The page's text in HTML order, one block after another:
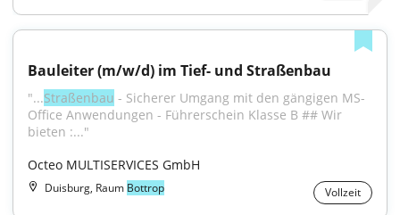
Bauleiter (m/w/d) im Tief- und Straßenbau
"...Straßenbau - Sicherer Umgang mit den gängigen MS-
Office Anwendungen - Führerschein Klasse B ## Wir
bieten :..."
Octeo MULTISERVICES GmbH
Duisburg, Raum Bottrop Vollzeit